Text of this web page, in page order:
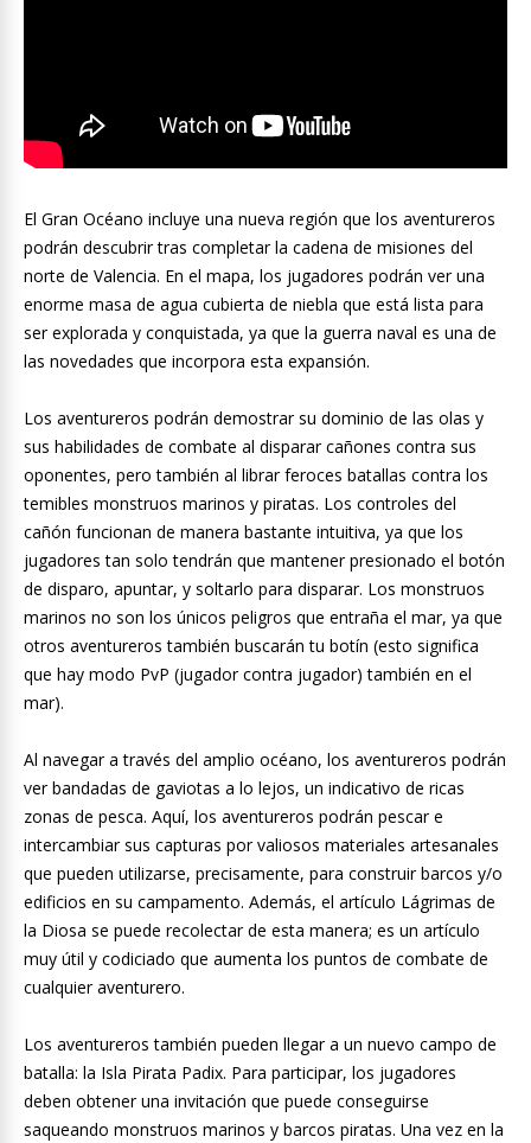
El Gran Océano incluye una nueva región que los aventureros
podrán descubrir tras completar la cadena de misiones del
norte de Valencia. En el mapa, los jugadores podrán ver una
enorme masa de agua cubierta de niebla que está lista para
ser explorada y conquistada, ya que la guerra naval es una de
las novedades que incorpora esta expansión.
Los aventureros podrán demostrar su dominio de las olas y
sus habilidades de combate al disparar cañones contra sus
oponentes, pero también al librar feroces batallas contra los
temibles monstruos marinos y piratas. Los controles del
cañón funcionan de manera bastante intuitiva, ya que los
jugadores tan solo tendrán que mantener presionado el botón
de disparo, apuntar, y soltarlo para disparar. Los monstruos
marinos no son los únicos peligros que entraña el mar, ya que
otros aventureros también buscarán tu botín (esto significa
que hay modo PvP (jugador contra jugador) también en el
mar).
Al navegar a través del amplio océano, los aventureros podrán
ver bandadas de gaviotas a lo lejos, un indicativo de ricas
zonas de pesca. Aquí, los aventureros podrán pescar e
intercambiar sus capturas por valiosos materiales artesanales
que pueden utilizarse, precisamente, para construir barcos y/o
edificios en su campamento. Además, el artículo Lágrimas de
la Diosa se puede recolectar de esta manera; es un artículo
muy útil y codiciado que aumenta los puntos de combate de
cualquier aventurero.
Los aventureros también pueden llegar a un nuevo campo de
batalla: la Isla Pirata Padix. Para participar, los jugadores
deben obtener una invitación que puede conseguirse
saqueando monstruos marinos y barcos piratas. Una vez en la